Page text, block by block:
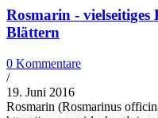
Rosmarin -
Blättern
0 Kommentare
/
19. Juni 2016
Rosmarin (Rosmarinus